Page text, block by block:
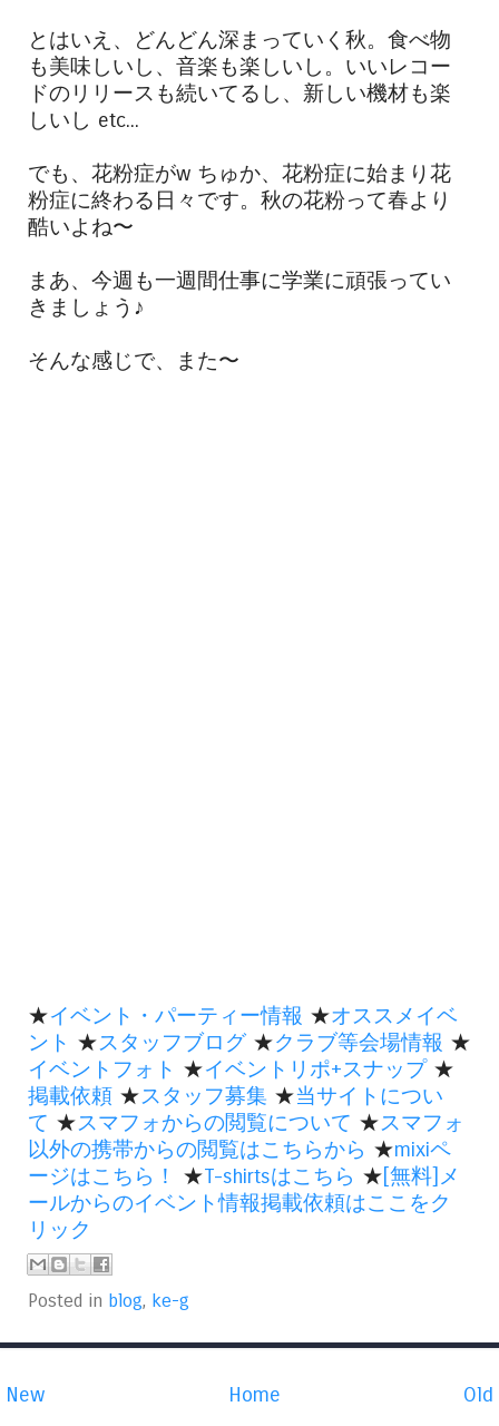
とはいえ、どんどん深まっていく秋。食べ物
も美味しいし、音楽も楽しいし。いいレコー
ドのリリースも続いてるし、新しい機材も楽
しいし etc...
でも、花粉症がw ちゅか、花粉症に始まり花
粉症に終わる日々です。秋の花粉って春より
酷いよね〜
まあ、今週も一週間仕事に学業に頑張ってい
きましょう♪
そんな感じで、また〜
★イベント・パーティー情報 ★オススメイベ
ント ★スタッフブログ ★クラブ等会場情報 ★
イベントフォト ★イベントリポ+スナップ★
掲載依頼 ★スタッフ募集 ★当サイトについ
て ★スマフォからの閲覧について ★スマフォ
以外の携帯からの閲覧はこちらから ★mixiペ
ージはこちら！
★T-shirtsはこちら ★[無料]メ
ールからのイベント情報掲載依頼はここをク
リック
Posted in blog, ke-g
New Old
Home